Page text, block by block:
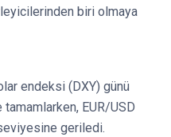
biri olmaya
endeksi (DXY) günü
EUR/USD
geriledi.